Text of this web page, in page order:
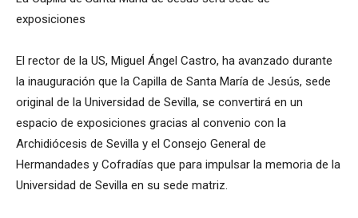
exposiciones
El rector de la US, Miguel Ángel Castro, ha avanzado durante
la inauguración que la Capilla de Santa María de Jesús, sede
original de la Universidad de Sevilla, se convertirá en un
espacio de exposiciones gracias al convenio con la
Archidiócesis de Sevilla y el Consejo General de
Hermandades y Cofradías que para impulsar la memoria de la
Universidad de Sevilla en su sede matriz.